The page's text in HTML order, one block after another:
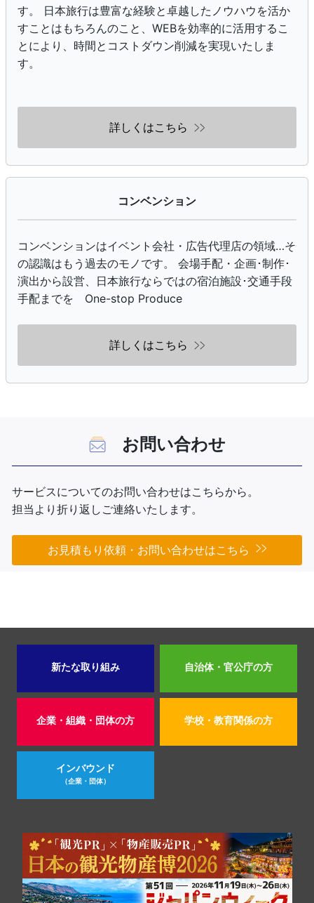
す。 日本旅行は豊富な経験と卓越したノウハウを活か
すことはもちろんのこと、WEBを効率的に活用するこ
とにより、時間とコストダウン削減を実現いたしま
す。
詳しくはこちら
コンベンション
コンベンションはイベント会社・広告代理店の領域…そ
の認識はもう過去のモノです。 会場手配・企画･制作･
演出から設営、日本旅行ならではの宿泊施設･交通手段
手配までを One-stop Produce
詳しくはこちら
お問い合わせ
サービスについてのお問い合わせはこちらから。
担当より折り返しご連絡いたします。
お見積もり依頼・お問い合わせはこちら
新たな取り組み 自治体・官公庁の方
企業・組織・団体の方 学校・教育関係の方
インバウンド
（企業・団体）